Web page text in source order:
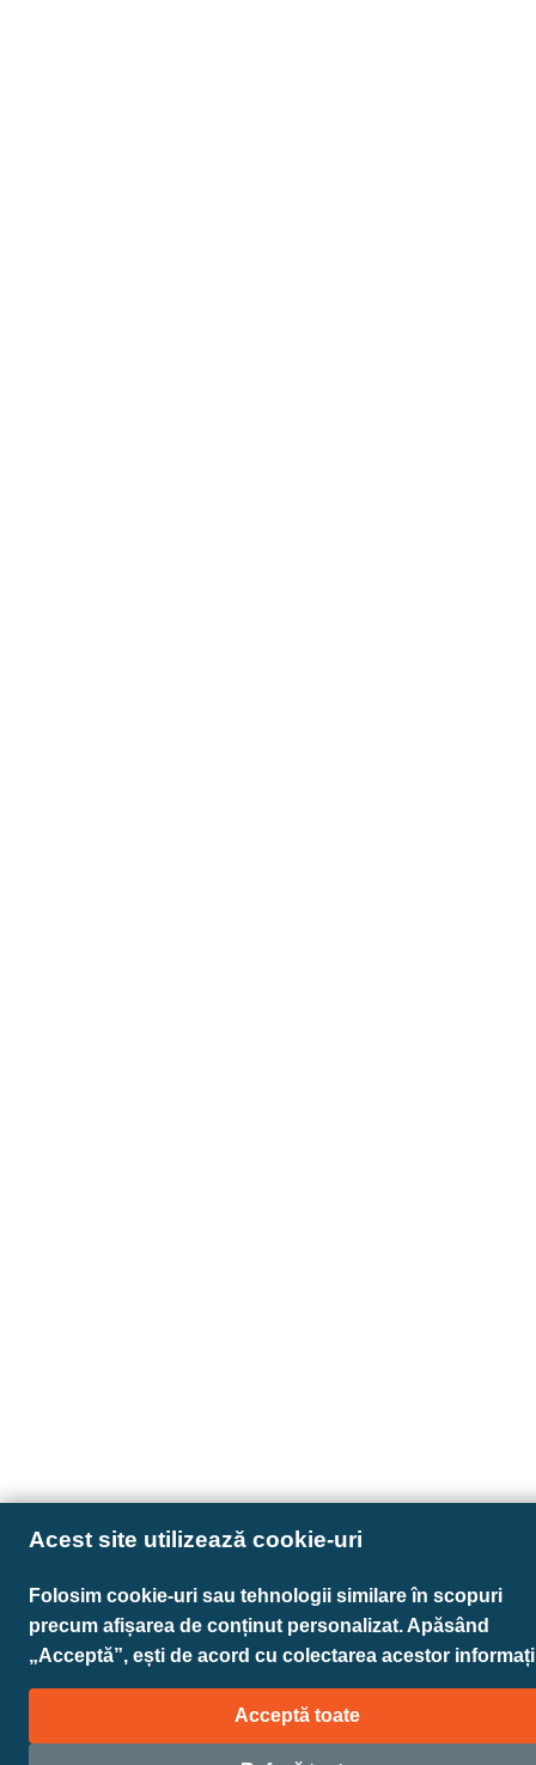
Acest site utilizează cookie-uri
Folosim cookie-uri sau tehnologii similare în scopuri
precum afișarea de conținut personalizat. Apăsând
„Acceptă”, ești de acord cu colectarea acestor
Acceptă toate